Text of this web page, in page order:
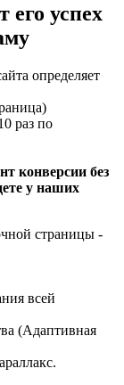
его успех
определяет
раз по
конверсии без
у наших
страницы -
всей
(Адаптивная